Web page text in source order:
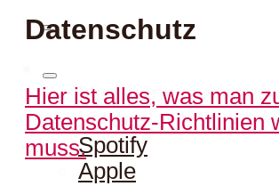
Hier kann man uns
hören:
Spotify
Apple
Datenschutz
Hier ist alles, was man
Datenschutz-Richtlinien
muss.